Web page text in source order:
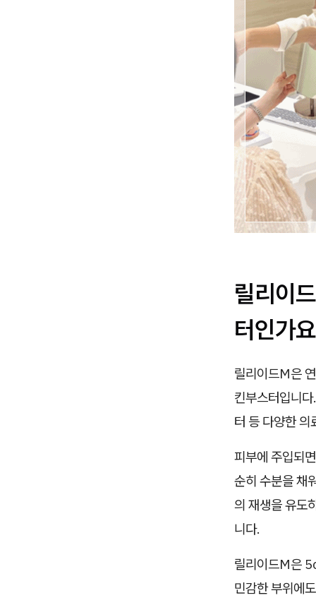
릴리이
터인가
릴리이드M은
킨부스터입니
터 등 다양한 의
피부에 주입되
순히 수분을 채
의 재생을 유도
니다.
릴리이드M은
민감한 부위에